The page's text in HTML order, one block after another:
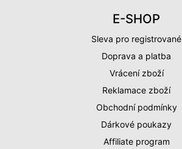
E-SHOP
Sleva pro registrované
Doprava a platba
Vrácení zboží
Reklamace zboží
Obchodní podmínky
Dárkové poukazy
Affiliate program